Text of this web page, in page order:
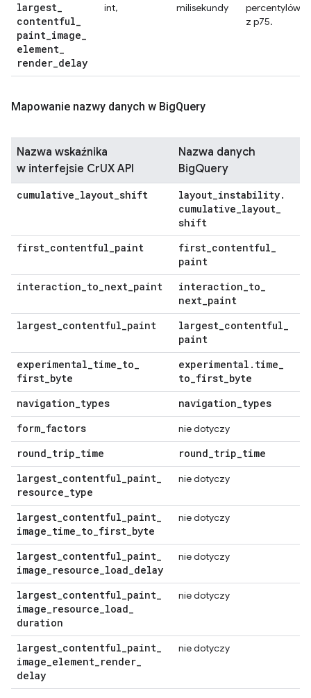
largest_
contentful_
paint_image_
element_
render_delay
int, milisekundy
percentylów
z p75.
Mapowanie nazwy danych w BigQuery
Nazwa wskaźnika
w interfejsie CrUX API
Nazwa danych
BigQuery
cumulative_layout_shift layout_instability.
cumulative_layout_
shift
first_contentful_paint first_contentful_
paint
interaction_to_next_paint interaction_to_
next_paint
largest_contentful_paint largest_contentful_
paint
experimental_time_to_
first_byte
experimental . time_
to_first_byte
navigation_types navigation_types
form_factors nie dotyczy
round_trip_time round_trip_time
largest_contentful_paint_
resource_type
nie dotyczy
largest_contentful_paint_
image_time_to_first_byte
nie dotyczy
largest_contentful_paint_
image_resource_load_delay
nie dotyczy
largest_contentful_paint_
image_resource_load_
duration
nie dotyczy
largest_contentful_paint_
image_element_render_
delay
nie dotyczy